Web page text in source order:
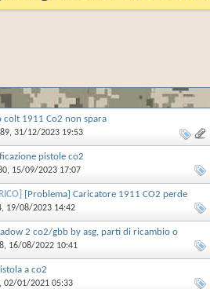
colt 1911 Co2 non spara
‎, 31/12/2023 19:53
pistole co2
‎, 15/09/2023 17:07
[Problema] Caricatore 1911 CO2 perde
‎, 19/08/2023 14:42
2 co2/gbb by asg, parti di ricambio o
‎, 16/08/2022 10:41
a co2
‎, 02/01/2021 05:33